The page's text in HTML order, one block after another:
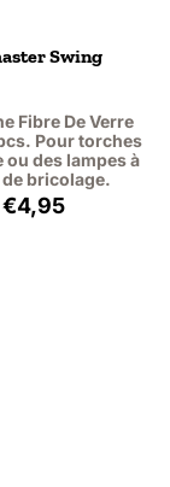
Swing
Fibre De Verre
Pour torches
des lampes à
bricolage.
Prix: 4,95, hors
€4,95